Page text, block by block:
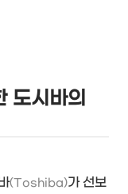
도시바의
(Toshiba)가 선보